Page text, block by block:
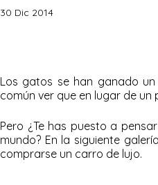
30 Dic 2014
Los gatos se han ganado
común ver que en lugar de un
Pero ¿Te has puesto a
mundo? En la siguiente
comprarse un carro de lujo.